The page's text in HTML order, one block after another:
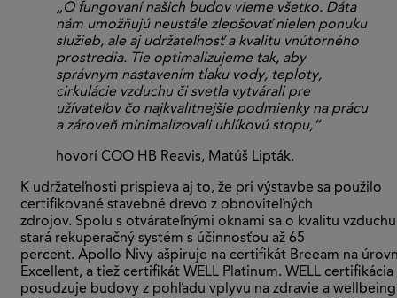
„O fungovaní našich budov vieme všetko. Dáta
nám umožňujú neustále zlepšovať nielen ponuku
služieb, ale aj udržateľnosť a kvalitu vnútorného
prostredia. Tie optimalizujeme tak, aby
správnym nastavením tlaku vody, teploty,
cirkulácie vzduchu či svetla vytvárali pre
užívateľov čo najkvalitnejšie podmienky na prácu
a zároveň minimalizovali uhlíkovú stopu,“
hovorí COO HB Reavis, Matúš Lipták.
K udržateľnosti prispieva aj to, že pri výstavbe sa použilo
certifikované stavebné drevo z obnoviteľných
zdrojov. Spolu s otvárateľnými oknami sa o kvalitu vzduchu
stará rekuperačný systém s účinnosťou až 65
percent. Apollo Nivy ašpiruje na certifikát Breeam na
Excellent, a tiež certifikát WELL Platinum. WELL certifikácia
posudzuje budovy z pohľadu vplyvu na zdravie a wellbeing